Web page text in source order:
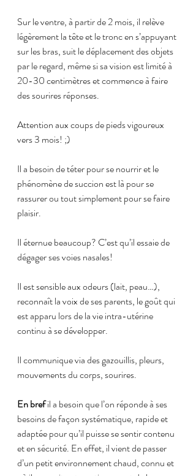
Sur le ventre, à partir de 2 mois, il relève
légèrement la tête et le tronc en s’appuyant
sur les bras, suit le déplacement des objets
par le regard, même si sa vision est limité à
20-30 centimètres et commence à faire
des sourires réponses.
Attention aux coups de pieds vigoureux
vers 3 mois! ;)
Il a besoin de téter pour se nourrir et le
phénomène de succion est là pour se
rassurer ou tout simplement pour se faire
plaisir.
Il éternue beaucoup? C’est qu’il essaie de
dégager ses voies nasales!
Il est sensible aux odeurs (lait, peau…),
reconnaît la voix de ses parents, le goût qui
est apparu lors de la vie intra-utérine
continu à se développer.
Il communique via des gazouillis, pleurs,
mouvements du corps, sourires.
En bref il a besoin que l’on réponde à ses
besoins de façon systématique, rapide et
adaptée pour qu’il puisse se sentir contenu
et en sécurité. En effet, il vient de passer
d’un petit environnement chaud, connu et